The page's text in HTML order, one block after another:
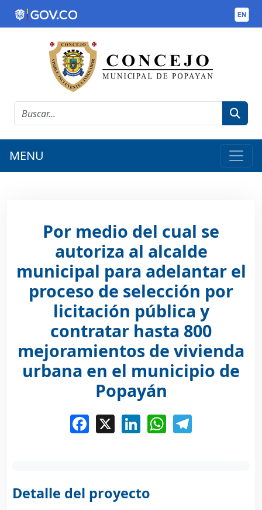
MENU
Por medio del cual se
autoriza al alcalde
municipal para adelantar el
proceso de selección por
licitación pública y
contratar hasta 800
mejoramientos de vivienda
urbana en el municipio de
Popayán
Facebook LinkedInWhatsApp
Detalle del proyecto